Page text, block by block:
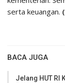
serta keuangan.
BACA JUGA
Jelang HUT RI